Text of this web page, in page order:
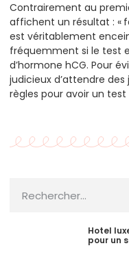
Contrairement au
affichent un résultat : «
est véritablement
fréquemment si le test
d’hormone hCG. Pour
judicieux d’attendre
règles pour avoir un test
Hotel
pour un